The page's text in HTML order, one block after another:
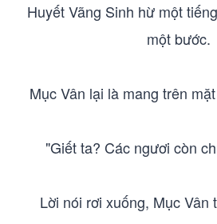
Huyết Vãng Sinh hừ một
một bước.
Mục Vân lại là mang trên
"Giết ta? Các ngươi còn
Lời nói rơi xuống, Mục Vân